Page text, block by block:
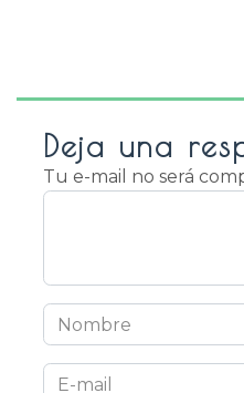
Deja una
Tu e-mail no será